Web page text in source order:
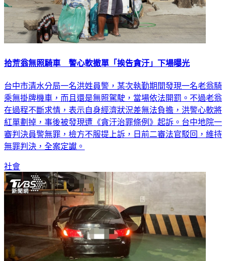
拾荒翁無照騎車 警心軟撤單「挨告貪汙」下場曝光
台中市清水分局一名洪姓員警，某次執勤期間發現一名老翁騎
乘無掛牌機車，而且還是無照駕駛，當場依法開罰。不過老翁
在過程不斷求情，表示自身經濟狀況差無法負擔，洪警心軟將
紅單劃掉，事後被發現遭《貪汙治罪條例》起訴。台中地院一
審判決員警無罪，檢方不服提上訴，日前二審法官駁回，維持
無罪判決，全案定讞。
社會